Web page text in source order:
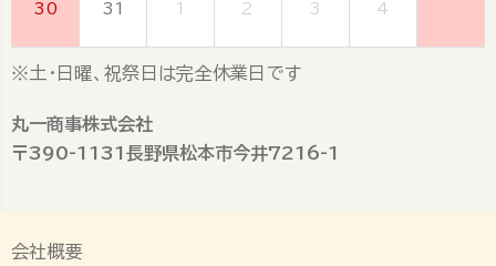
30 31 1 2 3 4
※土・日曜、祝祭日は完全休業日です
丸一商事株式会社
〒390-1131長野県松本市今井7216-1
会社概要